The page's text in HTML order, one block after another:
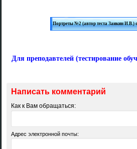
Портреты №2 (автор теста Заикин И.В.)
Для преподавтелей (тестирование
Написать комментарий
Как к Вам обращаться:
Адрес электронной почты: